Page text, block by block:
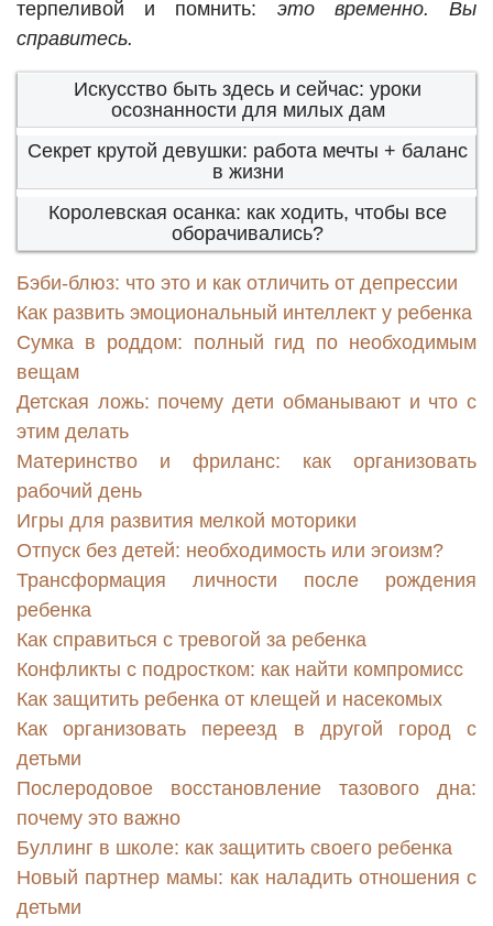
терпеливой и помнить: это временно. Вы
справитесь.
Искусство быть здесь и сейчас: уроки
осознанности для милых дам
Секрет крутой девушки: работа мечты + баланс
в жизни
Королевская осанка: как ходить, чтобы все
оборачивались?
Бэби-блюз: что это и как отличить от депрессии
Как развить эмоциональный интеллект у ребенка
Сумка в роддом: полный гид по необходимым
вещам
Детская ложь: почему дети обманывают и что с
этим делать
Материнство и фриланс: как организовать
рабочий день
Игры для развития мелкой моторики
Отпуск без детей: необходимость или эгоизм?
Трансформация личности после рождения
ребенка
Как справиться с тревогой за ребенка
Конфликты с подростком: как найти компромисс
Как защитить ребенка от клещей и насекомых
Как организовать переезд в другой город с
детьми
Послеродовое восстановление тазового дна:
почему это важно
Буллинг в школе: как защитить своего ребенка
Новый партнер мамы: как наладить отношения с
детьми